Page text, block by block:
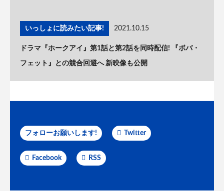
いっしょに読みたい記事! 2021.10.15
ドラマ『ホークアイ』第1話と第2話を同時配信! 『ボバ・
フェット』との競合回避へ 新映像も公開
フォローお願いします! Twitter
Facebook RSS